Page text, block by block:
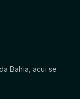
Bahia, aqui se